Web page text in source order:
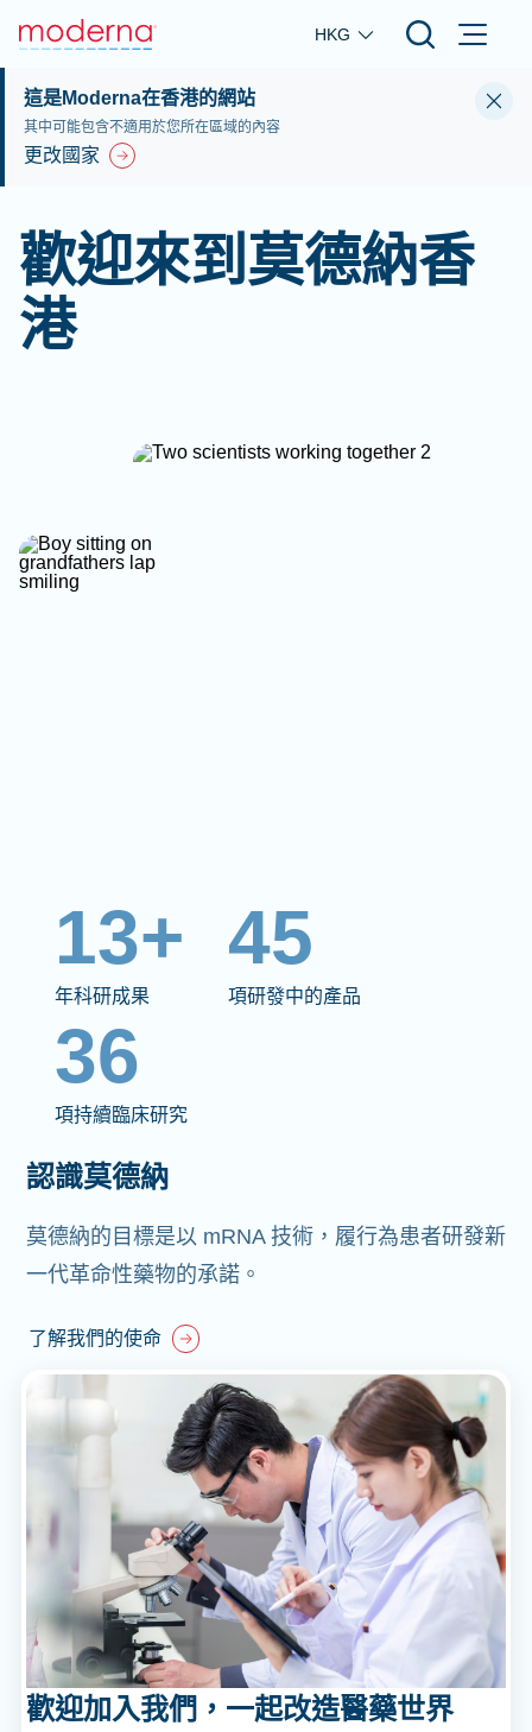
Skip to main content
HKG
這是Moderna在香港的網站
其中可能包含不適用於您所在區域的內容
更改國家
歡迎來到莫德納香
港
13+
年科研成果
45
項研發中的產品
36
項持續臨床研究
認識莫德納
莫德納的目標是以 mRNA 技術，履行為患者研發新
一代革命性藥物的承諾。
了解我們的使命
歡迎加入我們，一起改造醫藥世界